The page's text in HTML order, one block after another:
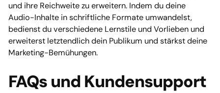
und ihre Reichweite zu erweitern. Indem du deine
Audio-Inhalte in schriftliche Formate umwandelst,
bedienst du verschiedene Lernstile und Vorlieben und
erweiterst letztendlich dein Publikum und stärkst deine
Marketing-Bemühungen.
FAQs und Kundensupport